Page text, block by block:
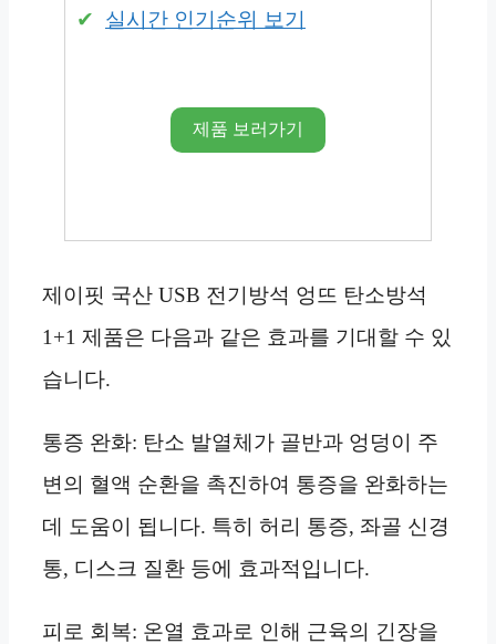
실시간 인기순위 보기
제품 보러가기
제이핏 국산 USB 전기방석 엉뜨 탄소방석
1+1 제품은 다음과 같은 효과를 기대할 수 있
습니다.
통증 완화: 탄소 발열체가 골반과 엉덩이 주
변의 혈액 순환을 촉진하여 통증을 완화하는
데 도움이 됩니다. 특히 허리 통증, 좌골 신경
통, 디스크 질환 등에 효과적입니다.
피로 회복: 온열 효과로 인해 근육의 긴장을